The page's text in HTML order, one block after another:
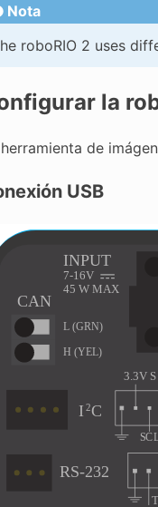
Nota
roboRIO 2 uses
la
de
USB